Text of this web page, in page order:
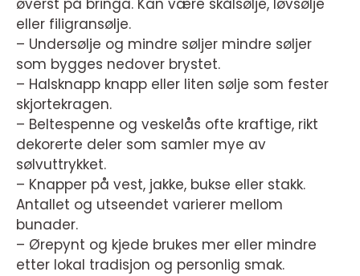
øverst på bringa. Kan være skålsølje, løvsølje
eller filigransølje.
– Undersølje og mindre søljer mindre søljer
som bygges nedover brystet.
– Halsknapp knapp eller liten sølje som fester
skjortekragen.
– Beltespenne og veskelås ofte kraftige, rikt
dekorerte deler som samler mye av
sølvuttrykket.
– Knapper på vest, jakke, bukse eller stakk.
Antallet og utseendet varierer mellom
bunader.
– Ørepynt og kjede brukes mer eller mindre
etter lokal tradisjon og personlig smak.